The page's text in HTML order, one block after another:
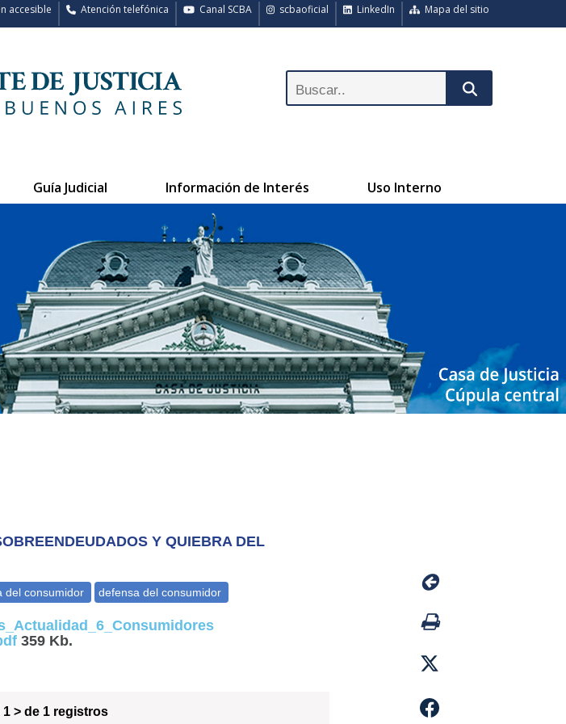
Mapa del sitio
LinkedIn
scbaoficial
Canal SCBA
Atención telefónica
accesible
Guía Judicial Información de Interés Uso Interno
Y QUIEBRA DEL
359 Kb.
1 > de 1 registros